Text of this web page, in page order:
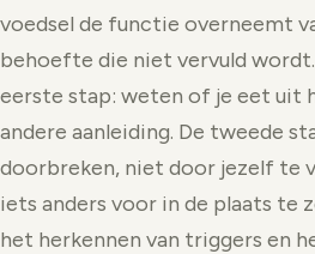
voedsel de functie overneemt
behoefte die niet vervuld
eerste stap: weten of je eet uit
andere aanleiding. De tweede
doorbreken, niet door jezelf te
iets anders voor in de plaats te
het herkennen van triggers en